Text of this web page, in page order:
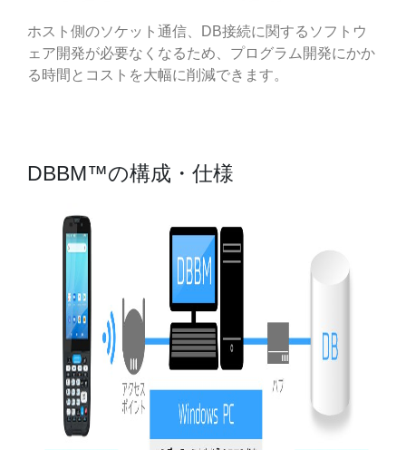
ホスト側のソケット通信、DB接続に関するソフトウ
ェア開発が必要なくなるため、プログラム開発にかか
る時間とコストを大幅に削減できます。
DBBM™の構成・仕様